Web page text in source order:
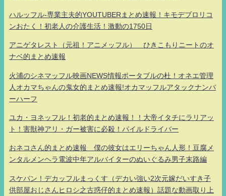
ハルッフル-専業主夫的YOUTUBERまとめ速報！キモデブロリコ
ンおたく！初老人の介護生活！激動の1750日
アニゲタレスト（元祖！アニメッフル） ひきこもりニートのオ
ナベ的まとめ速報
火浦のシネマッフル映画NEWS情報ポータブルの杜！オネエ管理
人オカマちゃんの鬼女的まとめ速報!オカマッフルアタックナンバ
ーハーフ
ユカ・ヨネッフル！初老的まとめ速報！！大帝イタチにラリアッ
ト！害獣神アリ・ガー被害に必殺！パイルドライバー
おネコさん的まとめ速報 僕の彼女はエリーちゃん人形！豆腐メ
ンタルメンヘラ電波中年アルバイターのぬいぐるみ男子末路編
スケバン！デカッフルまっくす（デカい強い2次元嫁だいすき子
供部屋おじさんヒロシ之古惑仔的まとめ速報）話題な動画取り上